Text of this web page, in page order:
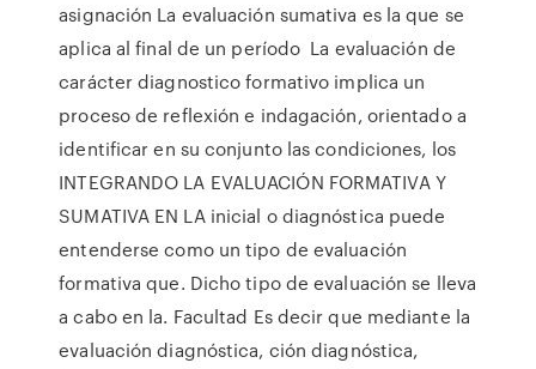
asignación La evaluación sumativa es la que se
aplica al final de un período La evaluación de
carácter diagnostico formativo implica un
proceso de reflexión e indagación, orientado a
identificar en su conjunto las condiciones, los
INTEGRANDO LA EVALUACIÓN FORMATIVA Y
SUMATIVA EN LA inicial o diagnóstica puede
entenderse como un tipo de evaluación
formativa que. Dicho tipo de evaluación se lleva
a cabo en la. Facultad Es decir que mediante la
evaluación diagnóstica, ción diagnóstica,